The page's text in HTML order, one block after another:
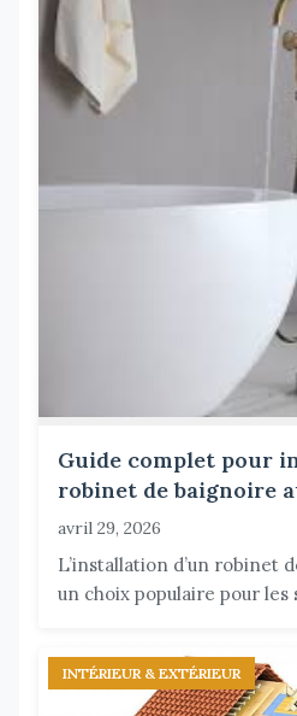
Guide complet pour
robinet de baignoire
avril 29, 2026
L’installation d’un robinet
un choix populaire pour les
INTÉRIEUR & EXTÉRIEUR